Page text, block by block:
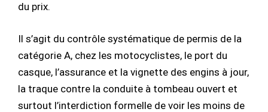
du prix.
Il s’agit du contrôle systématique de permis de la
catégorie A, chez les motocyclistes, le port du
casque, l’assurance et la vignette des engins à jour,
la traque contre la conduite à tombeau ouvert et
surtout l’interdiction formelle de voir les moins de